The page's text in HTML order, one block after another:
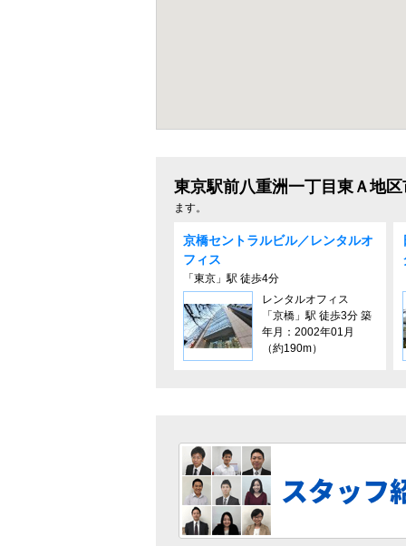
東京駅前八重洲一丁目東Ａ地
ます。
京橋セントラルビル／レンタルオ
フィス
「東京」駅 徒歩4分
レンタルオフィス
「京橋」駅 徒歩3分 築
年月：2002年01月
（約190m）